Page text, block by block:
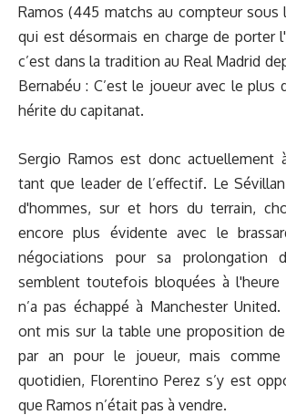
Ramos (445 matchs au compteur sous
qui est désormais en charge de porter
c’est dans la tradition au Real Madrid
Bernabéu : C’est le joueur avec le plus
hérite du capitanat.
Sergio Ramos est donc actuellement
tant que leader de l’effectif. Le
d'hommes, sur et hors du terrain,
encore plus évidente avec le
négociations pour sa prolongation
semblent toutefois bloquées à l'heure
n’a pas échappé à Manchester
ont mis sur la table une proposition de
par an pour le joueur, mais
quotidien, Florentino Perez s’y est
que Ramos n’était pas à vendre.